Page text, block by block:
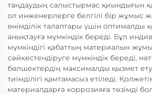
таңдаудың салыстырмас қиындығын
ол инженерлерге белгілі бір жұмыс
өнімділік талаптары үшін оптималды
анықтауға мүмкіндік береді. Бұл
мүмкіндігі қабаттың материалын
сәйкестендіруге мүмкіндік береді,
бөлшектердің максималды қызмет
тиімділігі қамтамасыз етіледі.
материалдарға коррозияға төзімді